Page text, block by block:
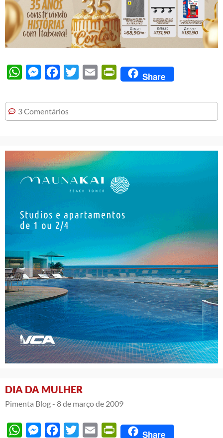
WhatsAppMessengerFacebook
Twitter Email PrintFriendly
Share
3 Comentários
DIA DA MULHER
Pimenta Blog - 8 de março de 2009
WhatsAppMessengerFacebook
Twitter Email PrintFriendly
Share